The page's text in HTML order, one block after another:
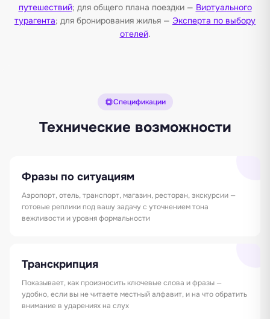
путешествий; для общего плана поездки — Виртуального
турагента; для бронирования жилья — Эксперта по выбору
отелей.
Спецификации
Технические возможности
Фразы по ситуациям
Аэропорт, отель, транспорт, магазин, ресторан, экскурсии —
готовые реплики под вашу задачу с уточнением тона
вежливости и уровня формальности
Транскрипция
Показывает, как произносить ключевые слова и фразы —
удобно, если вы не читаете местный алфавит, и на что обратить
внимание в ударениях на слух